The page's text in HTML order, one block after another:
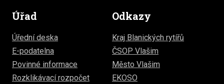
Úřad
Úřední deska
E-podatelna
Povinné informace
Rozklikávací rozpočet
Odkazy
Kraj Blanických rytířů
ČSOP Vlašim
Město Vlašim
EKOSO